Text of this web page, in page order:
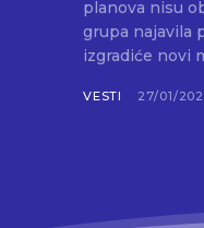
planova nisu objavljene,
grupa najavila
VESTI 27/01/